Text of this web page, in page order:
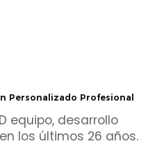
Personalizado Profesional
equipo, desarrollo
los últimos 26 años.